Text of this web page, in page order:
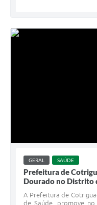
GERAL SAÚDE
Prefeitura de
Dourado no Distrito
A Prefeitura de
de Saúde, promove